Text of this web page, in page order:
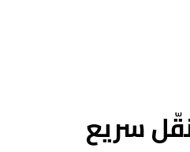
سريع